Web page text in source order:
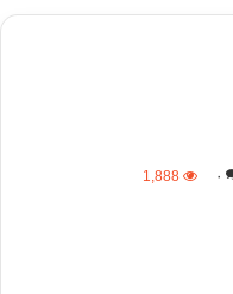
۰ 1,888